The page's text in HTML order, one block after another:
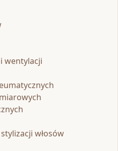
wentylacji
włosów